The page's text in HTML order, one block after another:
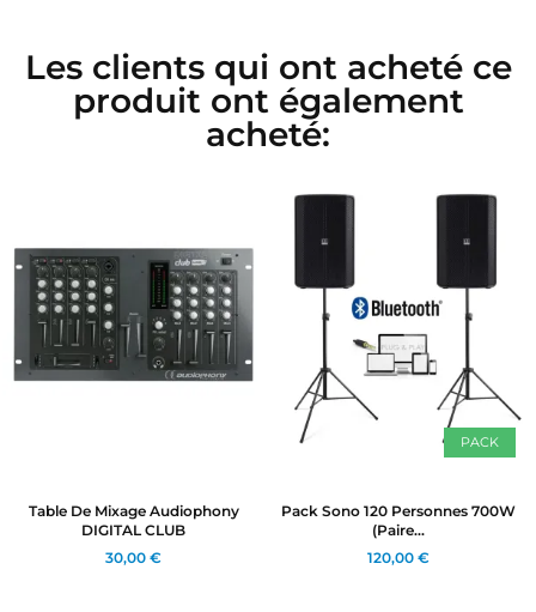
Les clients qui ont acheté ce
produit ont également
acheté:
Table De Mixage Audiophony
DIGITAL CLUB
30,00 €
PACK
Pack Sono 120 Personnes 700W
(paire...
120,00 €